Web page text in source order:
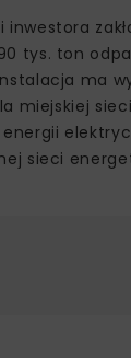
tys. ton
ma
miejskiej
energii
sieci